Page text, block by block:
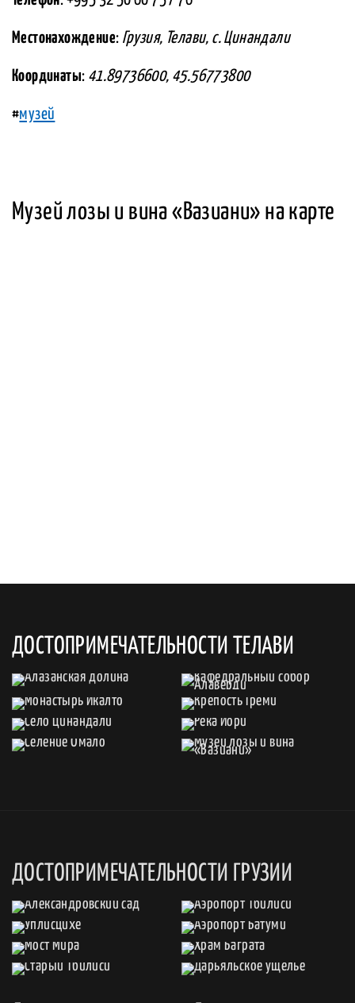
Местонахождение: Грузия, Телави, с. Цинандали
Координаты: 41.89736600, 45.56773800
#музей
Музей лозы и вина «Вазиани» на карте
ДОСТОПРИМЕЧАТЕЛЬНОСТИ ТЕЛАВИ
ДОСТОПРИМЕЧАТЕЛЬНОСТИ ГРУЗИИ